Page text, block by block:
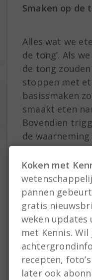
Smaken op de
Alles wat we
de tong’. Als
de tong
stoppen met
basissmaken
smaakt eten
Bovendien
de waarneming
interessant
over de tong.
meer dan de
is er de
‘umami’en
van olie en vet.
vervreemdende
zoals na het
Met een beetje
Koken met
pannen
gratis
weken updates
met Kennis.
recepten,
later ook